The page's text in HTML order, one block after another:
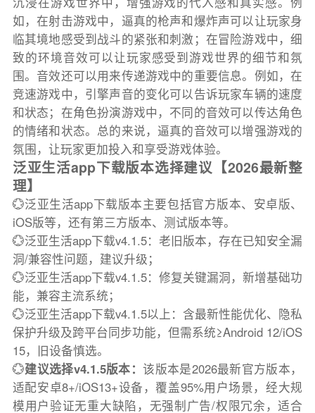
如，在射击游戏中，逼真的枪声和爆炸声可以让玩家身
临其境地感受到战斗的紧张和刺激；在冒险游戏中，细
致的环境音效可以让玩家感受到游戏世界的细节和氛
围。音效还可以用来传递游戏中的重要信息。例如，在
竞速游戏中，引擎声音的变化可以告诉玩家车辆的速度
和状态；在角色扮演游戏中，不同的音效可以传达角色
的情绪和状态。总的来说，逼真的音效可以增强游戏的
氛围，让玩家更加投入和享受游戏体验。
泛亚生活app下载版本选择建议【2026最新整
理】
💮泛亚生活app下载版本主要包括官方版本、安卓版、
iOS版等，还有第三方版本、测试版本等。
💮泛亚生活app下载v4.1.5：老旧版本，存在已知安全漏
洞/兼容性问题，建议升级；
💮泛亚生活app下载v4.1.5：修复关键漏洞，新增基础功
能，兼容主流系统；
💮泛亚生活app下载v4.1.5以上：含最新性能优化、隐私
保护升级及跨平台同步功能，但需系统≥Android 12/iOS
15，旧设备慎选。
💮建议选择v4.1.5版本：该版本是2026最新官方版本，
适配安卓8+/iOS13+设备，覆盖95%用户场景，经大规
模用户验证无重大缺陷，无强制广告/权限冗余，适合